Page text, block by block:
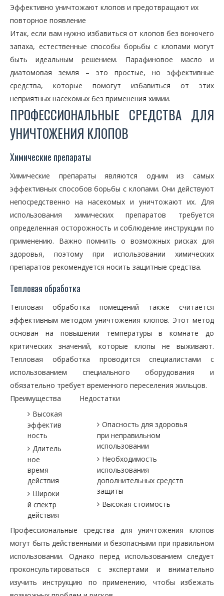
Эффективно уничтожают клопов и предотвращают их
повторное появление
Итак, если вам нужно избавиться от клопов без вонючего
запаха, естественные способы борьбы с клопами могут
быть идеальным решением. Парафиновое масло и
диатомовая земля – это простые, но эффективные
средства, которые помогут избавиться от этих
неприятных насекомых без применения химии.
ПРОФЕССИОНАЛЬНЫЕ СРЕДСТВА ДЛЯ
УНИЧТОЖЕНИЯ КЛОПОВ
Химические препараты
Химические препараты являются одним из самых
эффективных способов борьбы с клопами. Они действуют
непосредственно на насекомых и уничтожают их. Для
использования химических препаратов требуется
определенная осторожность и соблюдение инструкции по
применению. Важно помнить о возможных рисках для
здоровья, поэтому при использовании химических
препаратов рекомендуется носить защитные средства.
Тепловая обработка
Тепловая обработка помещений также считается
эффективным методом уничтожения клопов. Этот метод
основан на повышении температуры в комнате до
критических значений, которые клопы не выживают.
Тепловая обработка проводится специалистами с
использованием специального оборудования и
обязательно требует временного переселения жильцов.
Преимущества
Недостатки
Высокая
эффектив
ность
Длитель
ное
время
действия
Широки
й спектр
действия
Опасность для здоровья
при неправильном
использовании
Необходимость
использования
дополнительных средств
защиты
Высокая стоимость
Профессиональные средства для уничтожения клопов
могут быть действенными и безопасными при правильном
использовании. Однако перед использованием следует
проконсультироваться с экспертами и внимательно
изучить инструкцию по применению, чтобы избежать